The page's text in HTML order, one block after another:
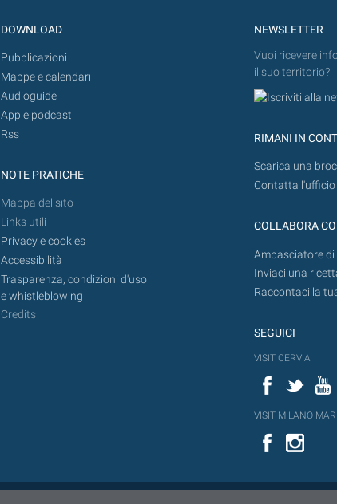
DOWNLOAD
Pubblicazioni
Mappe e calendari
Audioguide
App e podcast
Rss
NOTE PRATICHE
Mappa del sito
Links utili
Privacy e cookies
Accessibilità
Trasparenza, condizioni d'uso
e whistleblowing
Credits
NEWSLETTER
Vuoi ricevere
il suo territorio?
RIMANI IN
Scarica una
Contatta l'ufficio
COLLABORA
Ambasciatore di
Inviaci una
Raccontaci la
SEGUICI
VISIT CERVIA
Facebook
VISIT MILANO
Facebook